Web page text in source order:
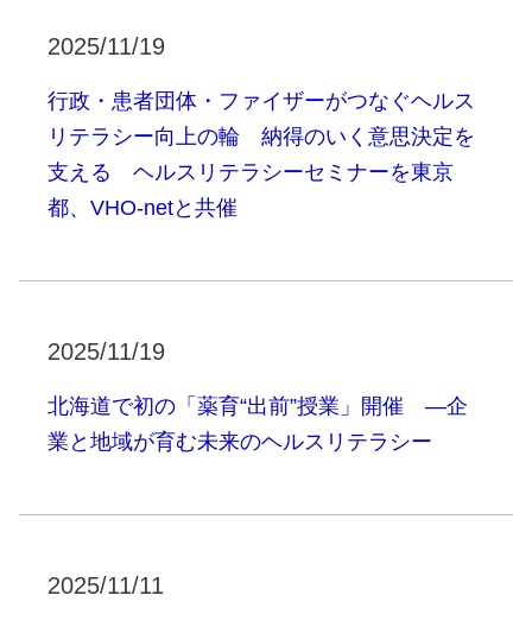
2025/11/19
行政・患者団体・ファイザーがつなぐヘルス
リテラシー向上の輪 納得のいく意思決定を
支える ヘルスリテラシーセミナーを東京
都、VHO-netと共催
2025/11/19
北海道で初の「薬育“出前”授業」開催 ―企
業と地域が育む未来のヘルスリテラシー
2025/11/11